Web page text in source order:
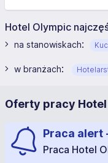
Hotel Olympic
na stanowiskach:
w branżach:
Oferty pracy
Praca alert
Praca Hotel